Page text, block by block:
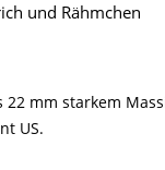
und Rähmchen
mm starkem
US.